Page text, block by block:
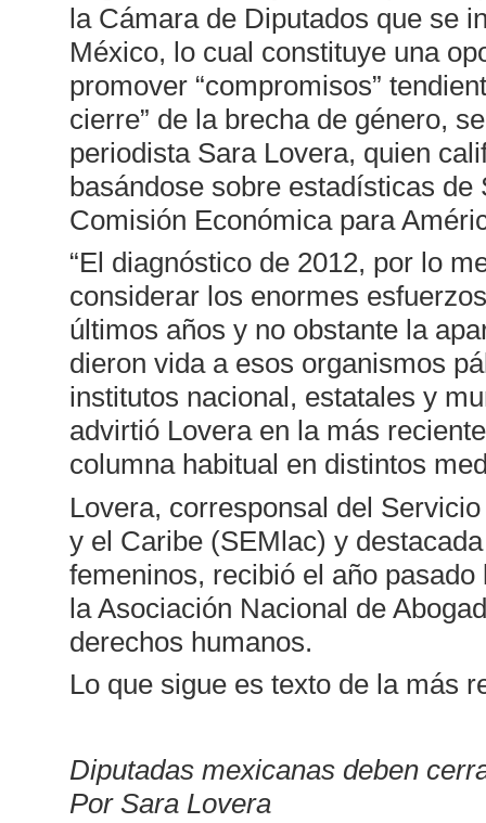
la Cámara de Diputados que se
México, lo cual constituye una
promover “compromisos”
cierre” de la brecha de género,
periodista Sara Lovera, quien
basándose sobre estadísticas
Comisión Económica para
“El diagnóstico de 2012, por lo
considerar los enormes
últimos años y no obstante la
dieron vida a esos organismos
institutos nacional, estatales y
advirtió Lovera en la más
columna habitual en distintos
Lovera, corresponsal del
y el Caribe (SEMlac) y
femeninos, recibió el año
la Asociación Nacional de
derechos humanos.
Lo que sigue es texto de la más
Diputadas mexicanas deben
Por Sara Lovera